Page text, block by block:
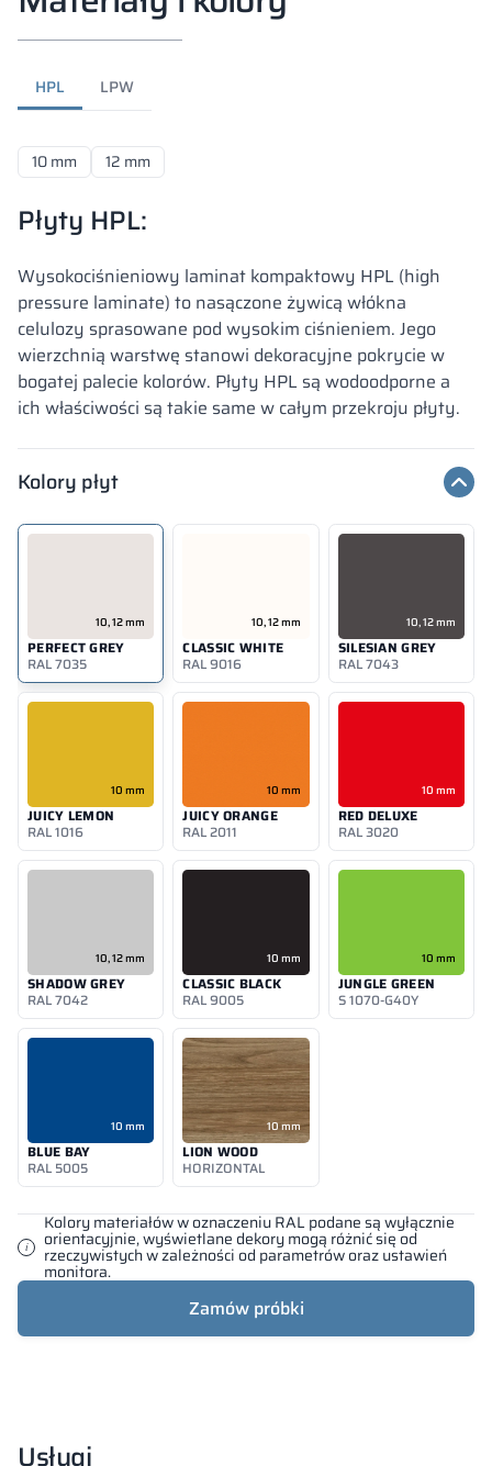
HPL LPW
10 mm 12 mm
Płyty HPL:
Wysokociśnieniowy laminat kompaktowy HPL (high
pressure laminate) to nasączone żywicą włókna
celulozy sprasowane pod wysokim ciśnieniem. Jego
wierzchnią warstwę stanowi dekoracyjne pokrycie w
bogatej palecie kolorów. Płyty HPL są wodoodporne a
ich właściwości są takie same w całym przekroju płyty.
Kolory materiałów w oznaczeniu RAL podane są wyłącznie
orientacyjnie, wyświetlane dekory mogą różnić się od
rzeczywistych w zależności od parametrów oraz ustawień
monitora.
Zamów próbki
Kolory płyt
10, 12 mm
PERFECT GREY
RAL 7035
10, 12 mm
CLASSIC WHITE
RAL 9016
10, 12 mm
SILESIAN GREY
RAL 7043
10 mm
JUICY LEMON
RAL 1016
10 mm
JUICY ORANGE
RAL 2011
10 mm
RED DELUXE
RAL 3020
10, 12 mm
SHADOW GREY
RAL 7042
10 mm
CLASSIC BLACK
RAL 9005
10 mm
JUNGLE GREEN
S 1070-G40Y
10 mm
BLUE BAY
RAL 5005
10 mm
LION WOOD
HORIZONTAL
Usługi